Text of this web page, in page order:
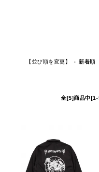
【並び順を変更】 新着順
全[5]商品中[1-